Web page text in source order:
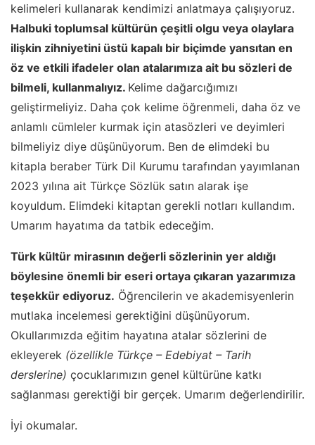
kelimeleri kullanarak kendimizi anlatmaya çalışıyoruz.
Halbuki toplumsal kültürün çeşitli olgu veya olaylara
ilişkin zihniyetini üstü kapalı bir biçimde yansıtan en
öz ve etkili ifadeler olan atalarımıza ait bu sözleri de
bilmeli, kullanmalıyız. Kelime dağarcığımızı
geliştirmeliyiz. Daha çok kelime öğrenmeli, daha öz ve
anlamlı cümleler kurmak için atasözleri ve deyimleri
bilmeliyiz diye düşünüyorum. Ben de elimdeki bu
kitapla beraber Türk Dil Kurumu tarafından yayımlanan
2023 yılına ait Türkçe Sözlük satın alarak işe
koyuldum. Elimdeki kitaptan gerekli notları kullandım.
Umarım hayatıma da tatbik edeceğim.
Türk kültür mirasının değerli sözlerinin yer aldığı
böylesine önemli bir eseri ortaya çıkaran yazarımıza
teşekkür ediyoruz. Öğrencilerin ve akademisyenlerin
mutlaka incelemesi gerektiğini düşünüyorum.
Okullarımızda eğitim hayatına atalar sözlerini de
ekleyerek (özellikle Türkçe – Edebiyat – Tarih
derslerine) çocuklarımızın genel kültürüne katkı
sağlanması gerektiği bir gerçek. Umarım değerlendirilir.
İyi okumalar.